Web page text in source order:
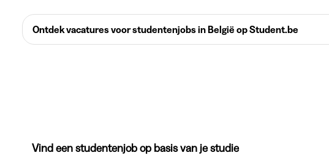
Ontdek vacatures voor studentenjobs in België op Student.be
Vind een studentenjob op basis van je studie